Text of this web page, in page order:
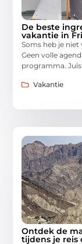
De beste
vakantie in
Soms heb je
Geen volle
programma.
Vakantie
Ontdek de
tijdens je reis